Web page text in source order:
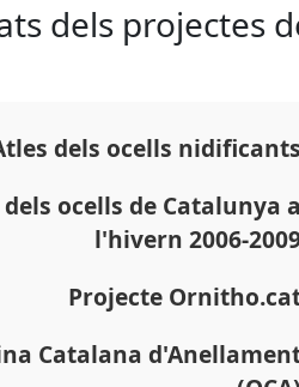
dels projectes
dels ocells
ocells de Catalunya
l'hivern 2006-
Projecte
Catalana